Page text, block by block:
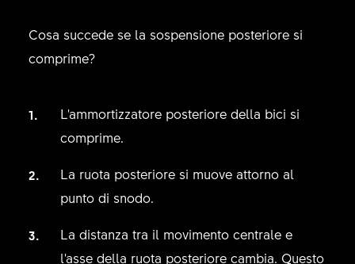
Cosa succede se la sospensione posteriore si
comprime?
L'ammortizzatore posteriore della bici si
comprime.
La ruota posteriore si muove attorno al
punto di snodo.
La distanza tra il movimento centrale e
l'asse della ruota posteriore cambia. Questo